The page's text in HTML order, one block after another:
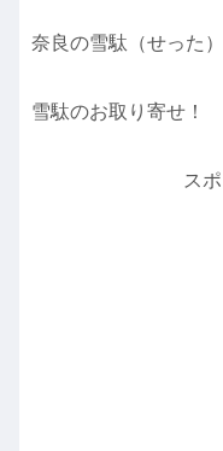
奈良の雪駄（せった
雪駄のお取り寄せ！
ス